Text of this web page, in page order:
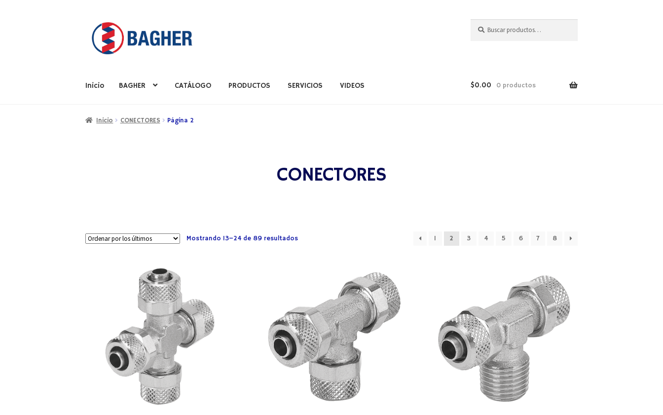
Inicio BAGHER CATÁLOGO PRODUCTOS SERVICIOS VIDEOS
Inicio BAGHER CATÁLOGO PRODUCTOS
$0.00 0 productos
Inicio CONECTORES Página 2
CONECTORES
Mostrando 13–24 de 89 resultados 1 2 3 4 5 6 7 8